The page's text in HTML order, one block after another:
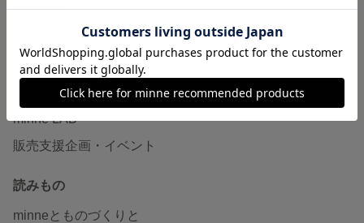
食品販売
ヴィンテージ販売
ダウンロード販売
minne PLUS
minne LAB
販売支援企画・イベント
読みもの
minneとものづくりと